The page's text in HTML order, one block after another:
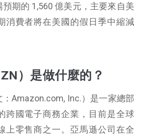
期的 1,560 億美元，主要來自美
消費者將在美國的假日季中縮減
）是做什麼的？
Amazon.com, Inc.）是一家總部
跨國電子商務企業，目前是全球
上零售商之一。亞馬遜公司在全